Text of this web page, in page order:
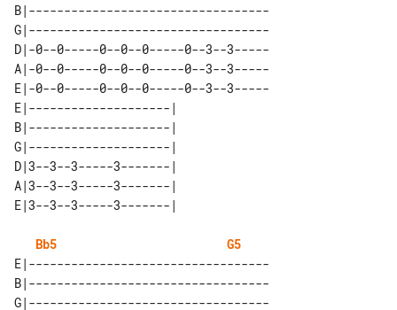
B|----------------------------------
G|----------------------------------
D|-0--0-----0--0--0-----0--3--3-----
A|-0--0-----0--0--0-----0--3--3-----
E|-0--0-----0--0--0-----0--3--3-----
E|--------------------|
B|--------------------|
G|--------------------|
D|3--3--3-----3-------|
A|3--3--3-----3-------|
Bb5
G5
E|----------------------------------
B|----------------------------------
G|----------------------------------